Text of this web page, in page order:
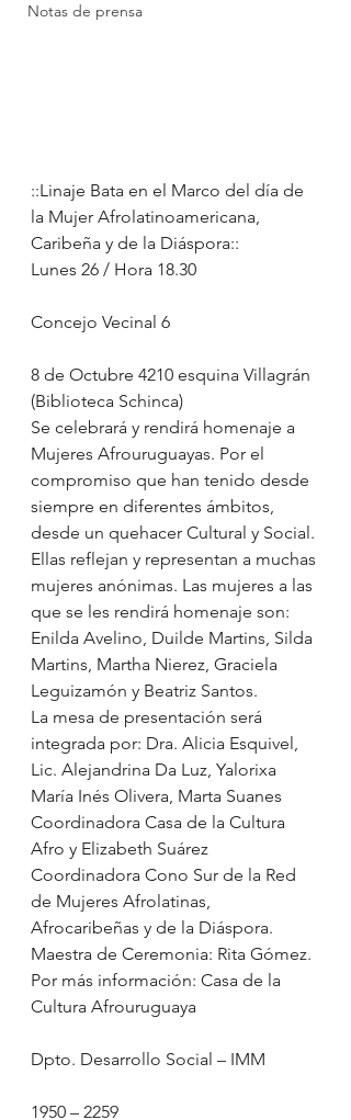
Notas de prensa
::Linaje Bata en el Marco del día de
la Mujer Afrolatinoamericana,
Caribeña y de la Diáspora::
Lunes 26 / Hora 18.30
Concejo Vecinal 6
8 de Octubre 4210 esquina Villagrán
(Biblioteca Schinca)
Se celebrará y rendirá homenaje a
Mujeres Afrouruguayas. Por el
compromiso que han tenido desde
siempre en diferentes ámbitos,
desde un quehacer Cultural y Social.
Ellas reflejan y representan a muchas
mujeres anónimas. Las mujeres a las
que se les rendirá homenaje son:
Enilda Avelino, Duilde Martins, Silda
Martins, Martha Nierez, Graciela
Leguizamón y Beatriz Santos.
La mesa de presentación será
integrada por: Dra. Alicia Esquivel,
Lic. Alejandrina Da Luz, Yalorixa
María Inés Olivera, Marta Suanes
Coordinadora Casa de la Cultura
Afro y Elizabeth Suárez
Coordinadora Cono Sur de la Red
de Mujeres Afrolatinas,
Afrocaribeñas y de la Diáspora.
Maestra de Ceremonia: Rita Gómez.
Por más información: Casa de la
Cultura Afrouruguaya
Dpto. Desarrollo Social – IMM
1950 – 2259